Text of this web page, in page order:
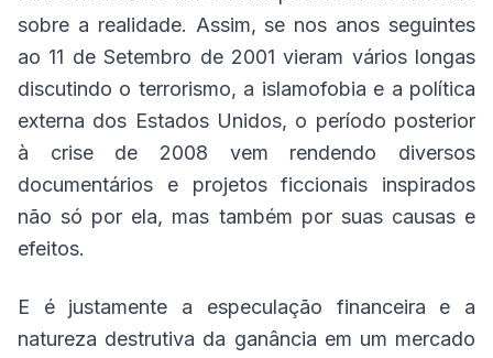
sobre a realidade. Assim, se nos anos seguintes
ao 11 de Setembro de 2001 vieram vários longas
discutindo o terrorismo, a islamofobia e a política
externa dos Estados Unidos, o período posterior
à crise de 2008 vem rendendo diversos
documentários e projetos ficcionais inspirados
não só por ela, mas também por suas causas e
efeitos.
E é justamente a especulação financeira e a
natureza destrutiva da ganância em um mercado